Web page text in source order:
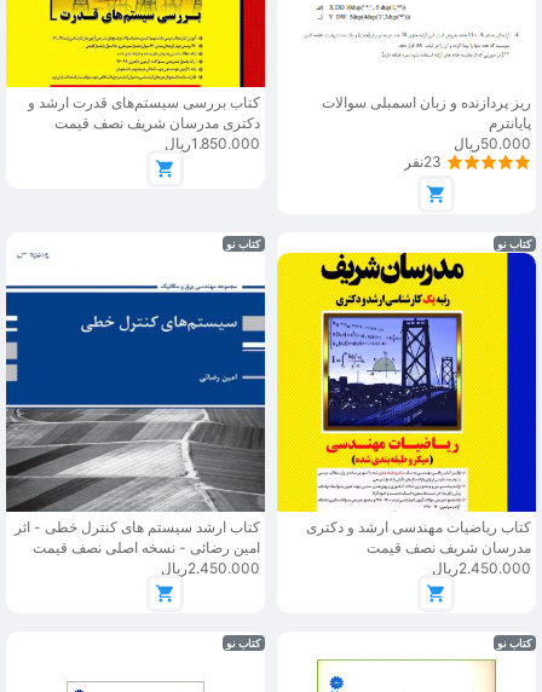
ریز پردازنده و زبان اسمبلی سوالات
پایانترم
50.000ریال
23نفر
کتاب بررسی سیستم‌های قدرت ارشد و
دکتری مدرسان شریف نصف قیمت
1.850.000ریال
کتاب نو
کتاب ریاضیات مهندسی ارشد و دکتری
مدرسان شریف نصف قیمت
2.450.000ریال
کتاب نو
کتاب ارشد سیستم های کنترل خطی - اثر
امین رضائی - نسخه اصلی نصف قیمت
2.450.000ریال
کتاب نو کتاب نو